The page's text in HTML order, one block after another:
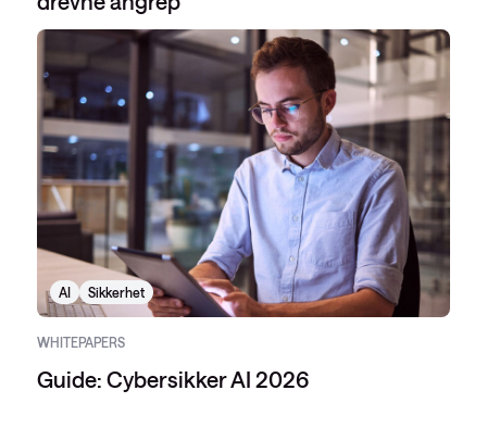
AI Sikkerhet
WHITEPAPERS
Guide: Cybersikker AI 2026